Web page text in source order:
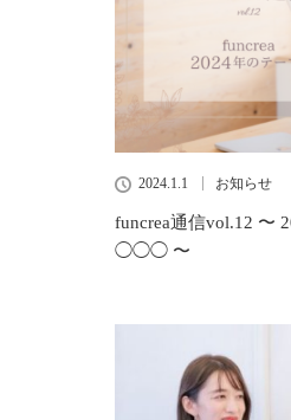
2024.1.1 お知らせ
funcrea通信vol.12 〜
◯◯◯ 〜